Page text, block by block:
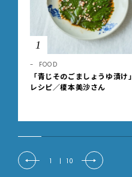
1
FOOD
「青じそのごましょうゆ漬け」
レシピ／榎本美沙さん
1 | 10